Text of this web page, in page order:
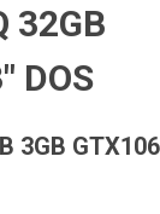
32GB
DOS
3GB